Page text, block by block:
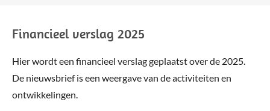
Financieel verslag 2025
Hier wordt een financieel verslag geplaatst over de 2025.
De nieuwsbrief is een weergave van de activiteiten en
ontwikkelingen.